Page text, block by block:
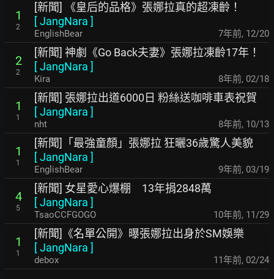
1
2
[新聞] 《皇后的品格》張娜拉真的超凍齡！
[JangNara ]
EnglishBear 7年前, 12/20
2
2
[新聞] 神劇《Go Back夫妻》張娜拉凍齡17年！
[JangNara ]
Kira 8年前, 02/18
1
1
[新聞] 張娜拉出道6000日 粉絲送咖啡車表祝賀
[JangNara ]
nht 8年前, 10/13
1
1
[新聞]「最強童顏」張娜拉 狂曬36歲驚人美貌
[JangNara ]
EnglishBear 9年前, 03/19
4
5
[新聞] 女星愛心爆棚 13年捐2848萬
[JangNara ]
TsaoCCFGOGO 10年前, 11/29
1
1
[新聞]《名單公開》曝張娜拉出身於SM娛樂
[JangNara ]
debox 11年前, 02/24